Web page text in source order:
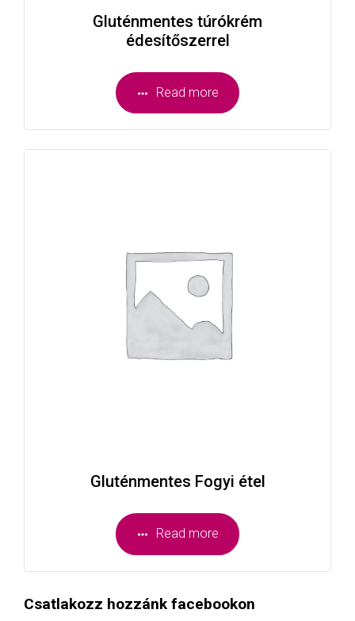
Gluténmentes túrókrém
édesítőszerrel
Read more
Gluténmentes Fogyi étel
Read more
Csatlakozz hozzánk facebookon